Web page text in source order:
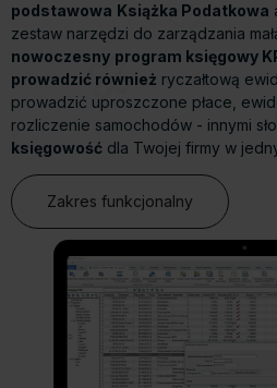
podstawowa Książka Podatkowa
zestaw narzędzi do zarządzania
nowoczesny program księgowy
prowadzić również ryczałtową
prowadzić uproszczone płace,
rozliczenie samochodów - innymi
księgowość dla Twojej firmy w
Zakres funkcjonalny